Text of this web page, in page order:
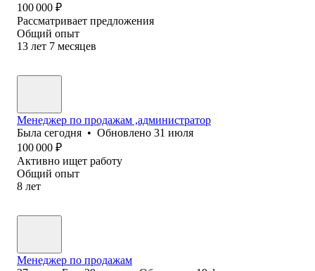
100 000 ₽
Рассматривает предложения
Общий опыт
13 лет 7 месяцев
Менеджер по продажам ,администратор
Была сегодня • Обновлено 31 июля
100 000 ₽
Активно ищет работу
Общий опыт
8 лет
Менеджер по продажам